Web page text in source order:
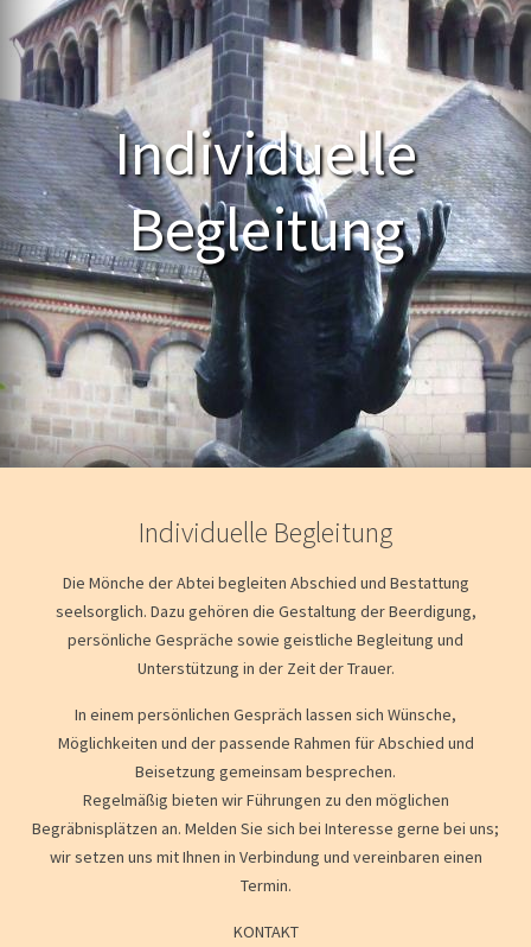
Individuelle
Begleitung
Individuelle Begleitung
Die Mönche der Abtei begleiten Abschied und Bestattung
seelsorglich. Dazu gehören die Gestaltung der Beerdigung,
persönliche Gespräche sowie geistliche Begleitung und
Unterstützung in der Zeit der Trauer.
In einem persönlichen Gespräch lassen sich Wünsche,
Möglichkeiten und der passende Rahmen für Abschied und
Beisetzung gemeinsam besprechen.
Regelmäßig bieten wir Führungen zu den möglichen
Begräbnisplätzen an. Melden Sie sich bei Interesse gerne bei uns;
wir setzen uns mit Ihnen in Verbindung und vereinbaren einen
Termin.
KONTAKT